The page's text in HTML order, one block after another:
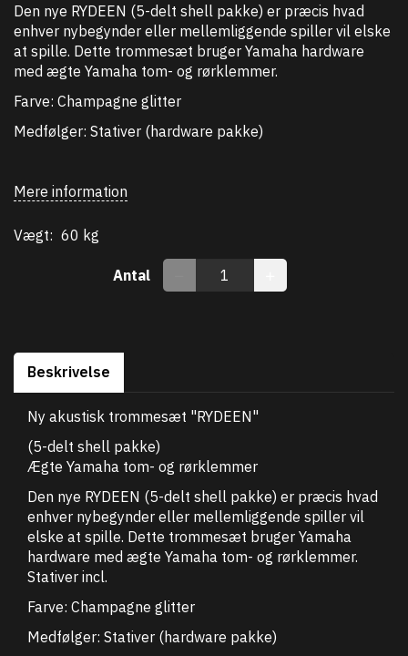
Den nye RYDEEN (5-delt shell pakke) er præcis hvad
enhver nybegynder eller mellemliggende spiller vil elske
at spille. Dette trommesæt bruger Yamaha hardware
med ægte Yamaha tom- og rørklemmer.
Farve: Champagne glitter
Medfølger: Stativer (hardware pakke)
Mere information
Vægt: 60 kg
Antal
Beskrivelse
Ny akustisk trommesæt "RYDEEN"
(5-delt shell pakke)
Ægte Yamaha tom- og rørklemmer
Den nye RYDEEN (5-delt shell pakke) er præcis hvad
enhver nybegynder eller mellemliggende spiller vil
elske at spille. Dette trommesæt bruger Yamaha
hardware med ægte Yamaha tom- og rørklemmer.
Stativer incl.
Farve: Champagne glitter
Medfølger: Stativer (hardware pakke)